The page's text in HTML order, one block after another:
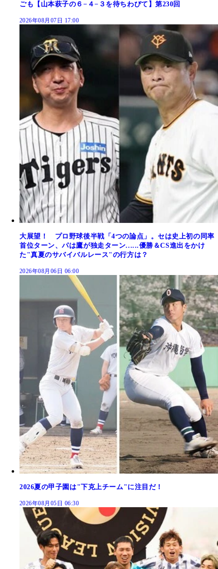
ごも【山本萩子の６−４−３を待ちわびて】第230回
2026年08月07日 17:00
大展望！ プロ野球後半戦「4つの論点」。セは史上初の同率
首位ターン、パは鷹が独走ターン......優勝＆CS進出をかけ
た"真夏のサバイバルレース"の行方は？
2026年08月06日 06:00
2026夏の甲子園は"下克上チーム"に注目だ！
2026年08月05日 06:30